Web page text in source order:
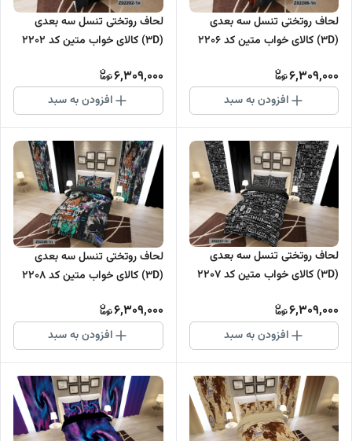
لحاف روتختی تنسل سه بعدی
(3D) کالای خواب متین کد 2206
6,309,000
افزودن به سبد
لحاف روتختی تنسل سه بعدی
(3D) کالای خواب متین کد 2202
6,309,000
افزودن به سبد
لحاف روتختی تنسل سه بعدی
(3D) کالای خواب متین کد 2207
6,309,000
افزودن به سبد
لحاف روتختی تنسل سه بعدی
(3D) کالای خواب متین کد 2208
6,309,000
افزودن به سبد